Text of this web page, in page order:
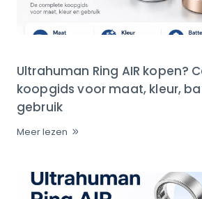
Ultrahuman Ring AIR kopen?
koopgids voor maat, kleur,
gebruik
Meer lezen